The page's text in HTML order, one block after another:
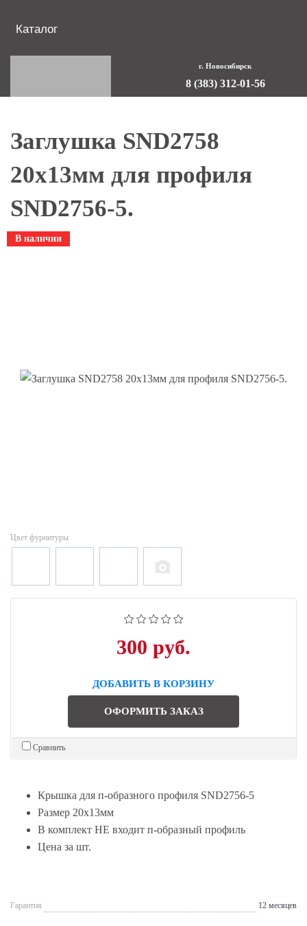
Каталог
г. Новосибирск
8 (383) 312-01-56
Заглушка SND2758
20x13мм для профиля
SND2756-5.
В наличии
Цвет фурнитуры
300 руб.
ДОБАВИТЬ В КОРЗИНУ
ОФОРМИТЬ ЗАКАЗ
Сравнить
Крышка для п-образного профиля SND2756-5
Размер 20x13мм
В комплект НЕ входит п-образный профиль
Цена за шт.
Гарантия 12 месяцев